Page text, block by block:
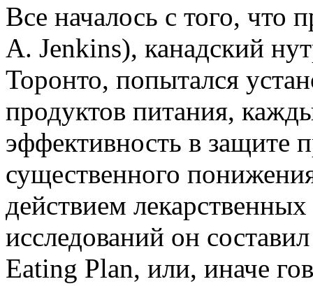
Все началось с того,
A. Jenkins), канадский
Торонто, попытался
продуктов питания,
эффективность в защите
существенного
действием
исследований он
Eating Plan, или, иначе